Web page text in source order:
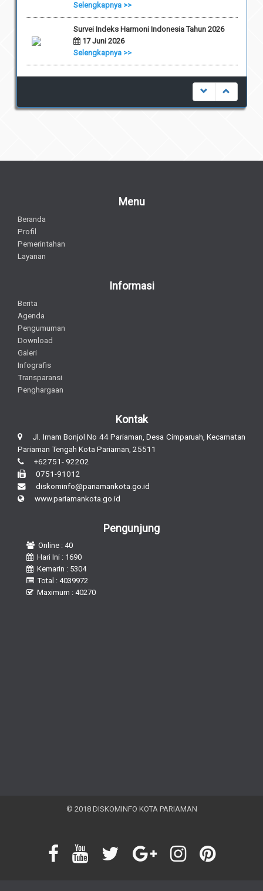
Selengkapnya >>
Survei Indeks Harmoni Indonesia Tahun 2026
17 Juni 2026
Selengkapnya >>
Menu
Beranda
Profil
Pemerintahan
Layanan
Informasi
Berita
Agenda
Pengumuman
Download
Galeri
Infografis
Transparansi
Penghargaan
Kontak
Jl. Imam Bonjol No 44 Pariaman, Desa Cimparuah, Kecamatan
Pariaman Tengah Kota Pariaman, 25511
+62751- 92202
0751-91012
diskominfo@pariamankota.go.id
www.pariamankota.go.id
Pengunjung
Online : 40
Hari Ini : 1690
Kemarin : 5304
Total : 4039972
Maximum : 40270
© 2018 DISKOMINFO KOTA PARIAMAN